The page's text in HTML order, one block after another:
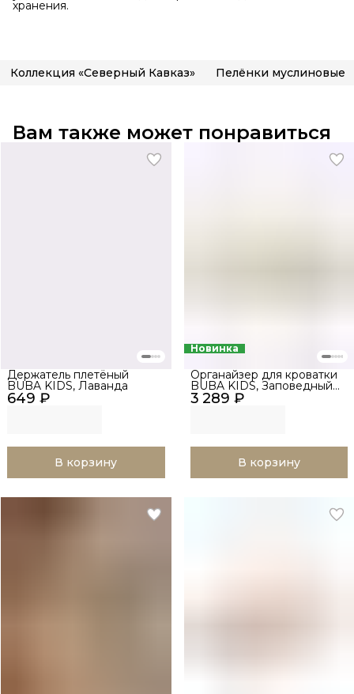
хранения.
Коллекция «Северный Кавказ» Пелёнки муслиновые
Вам также может понравиться
649 ₽
Держатель плетёный
BUBA KIDS, Лаванда
В корзину
Новинка
3 289 ₽
Органайзер для кроватки
BUBA KIDS, Заповедный
лес/Натуральный
В корзину